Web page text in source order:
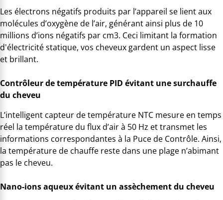
Les électrons négatifs produits par l’appareil se lient aux
molécules d’oxygène de l’air, générant ainsi plus de 10
millions d’ions négatifs par cm3. Ceci limitant la formation
d'électricité statique, vos cheveux gardent un aspect lisse
et brillant.
Contrôleur de température PID évitant une surchauffe
du cheveu
L’intelligent capteur de température NTC mesure en temps
réel la température du flux d’air à 50 Hz et transmet les
informations correspondantes à la Puce de Contrôle. Ainsi,
la température de chauffe reste dans une plage n’abimant
pas le cheveu.
Nano-ions aqueux évitant un assèchement du cheveu